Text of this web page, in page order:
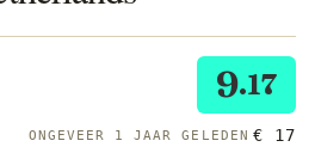
9.17
ONGEVEER 1 JAAR GELEDEN € 17